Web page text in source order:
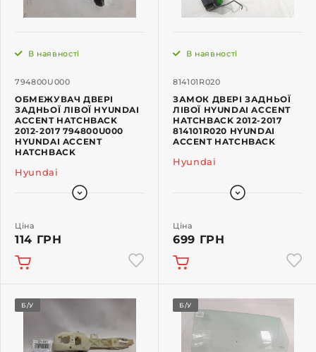
794800U000
В наявності
ОБМЕЖУВАЧ ДВЕРІ
ЗАДНЬОЇ ЛІВОЇ HYUNDAI
ACCENT HATCHBACK
2012-2017 794800U000
HYUNDAI ACCENT
HATCHBACK
Hyundai
Ціна
114 ГРН
814101R020
В наявності
ЗАМОК ДВЕРІ ЗАДНЬОЇ
ЛІВОЇ HYUNDAI ACCENT
HATCHBACK 2012-2017
814101R020 HYUNDAI
ACCENT HATCHBACK
Hyundai
Ціна
699 ГРН
Б/У Б/У